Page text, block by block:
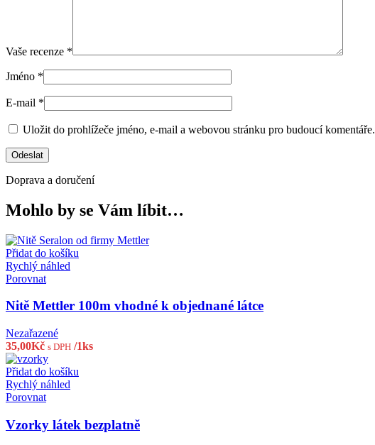
Vaše recenze *
Jméno *
E-mail *
Uložit do prohlížeče jméno, e-mail a webovou stránku pro budoucí komentáře.
Doprava a doručení
Mohlo by se Vám líbit…
Přidat do košíku
Rychlý náhled
Porovnat
Nitě Mettler 100m vhodné k objednané látce
Nezařazené
35,00Kč s DPH /1ks
Přidat do košíku
Rychlý náhled
Porovnat
Vzorky látek bezplatně